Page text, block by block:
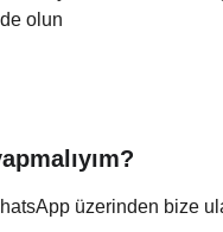
olun
üzerinden bize